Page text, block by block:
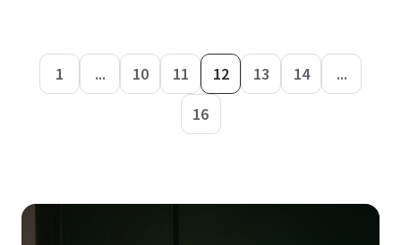
1 ... 10 11 12 13 14
...
16